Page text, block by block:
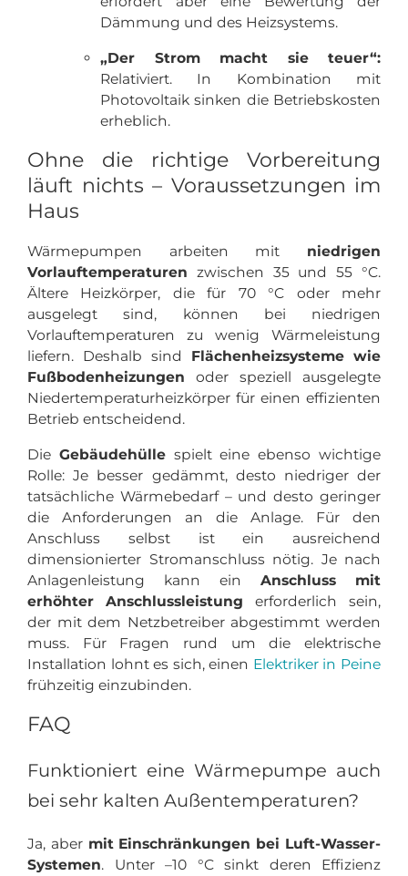
Dämmung und des Heizsystems.
„Der Strom macht sie teuer“:
Relativiert. In Kombination mit
Photovoltaik sinken die Betriebskosten
erheblich.
Ohne die richtige Vorbereitung
läuft nichts – Voraussetzungen im
Haus
Wärmepumpen arbeiten mit niedrigen
Vorlauftemperaturen zwischen 35 und 55 °C.
Ältere Heizkörper, die für 70 °C oder mehr
ausgelegt sind, können bei niedrigen
Vorlauftemperaturen zu wenig Wärmeleistung
liefern. Deshalb sind Flächenheizsysteme wie
Fußbodenheizungen oder speziell ausgelegte
Niedertemperaturheizkörper für einen effizienten
Betrieb entscheidend.
Die Gebäudehüllespielt eine ebenso wichtige
Rolle: Je besser gedämmt, desto niedriger der
tatsächliche Wärmebedarf – und desto geringer
die Anforderungen an die Anlage. Für den
Anschluss selbst ist ein ausreichend
dimensionierter Stromanschluss nötig. Je nach
Anlagenleistung kann ein Anschluss mit
erhöhter Anschlussleistung erforderlich sein,
der mit dem Netzbetreiber abgestimmt werden
muss. Für Fragen rund um die elektrische
Installation lohnt es sich, einen Elektriker in Peine
frühzeitig einzubinden.
FAQ
Funktioniert eine Wärmepumpe auch
bei sehr kalten Außentemperaturen?
Ja, aber mit Einschränkungen bei Luft-Wasser-
Systemen. Unter –10 °C sinkt deren Effizienz